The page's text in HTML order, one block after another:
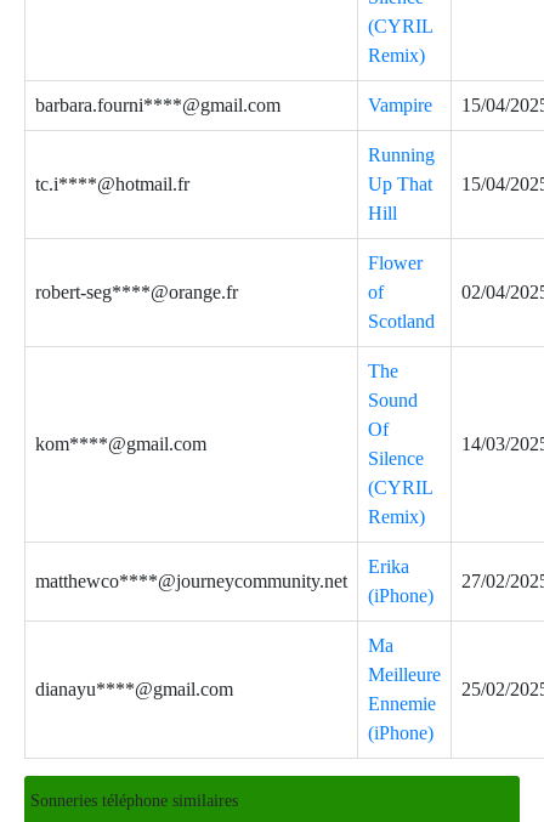
(CYRIL
Remix)
barbara.fourni****@gmail.com Vampire 15/04/
tc.i****@hotmail.fr
Running
Up That
Hill
15/04/
robert-seg****@orange.fr
Flower
of
Scotland
02/04/
kom****@gmail.com
The
Sound
Of
Silence
(CYRIL
Remix)
14/03/
matthewco****@journeycommunity.net
Erika
(iPhone)
27/02/
dianayu****@gmail.com
Ma
Meilleure
Ennemie
(iPhone)
25/02/
Sonneries téléphone similaires